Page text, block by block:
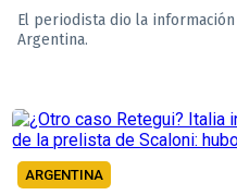
El periodista dio la
Argentina.
ARGENTINA